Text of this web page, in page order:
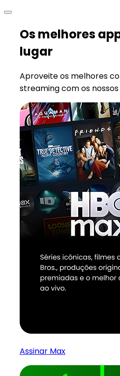
Os melhores
lugar
Aproveite os melhores
streaming com os
Assinar Max